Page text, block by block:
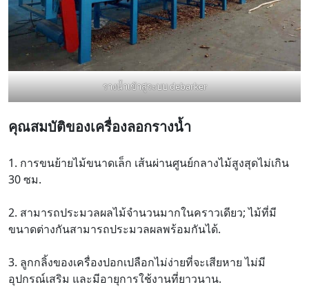
รางน้ำเข้าสู่ระบบ debarker
คุณสมบัติของเครื่องลอกรางน้ำ
1. การขนย้ายไม้ขนาดเล็ก เส้นผ่านศูนย์กลางไม้สูงสุดไม่เกิน
30 ซม.
2. สามารถประมวลผลไม้จำนวนมากในคราวเดียว; ไม้ที่มี
ขนาดต่างกันสามารถประมวลผลพร้อมกันได้.
3. ลูกกลิ้งของเครื่องปอกเปลือกไม่ง่ายที่จะเสียหาย ไม่มี
อุปกรณ์เสริม และมีอายุการใช้งานที่ยาวนาน.